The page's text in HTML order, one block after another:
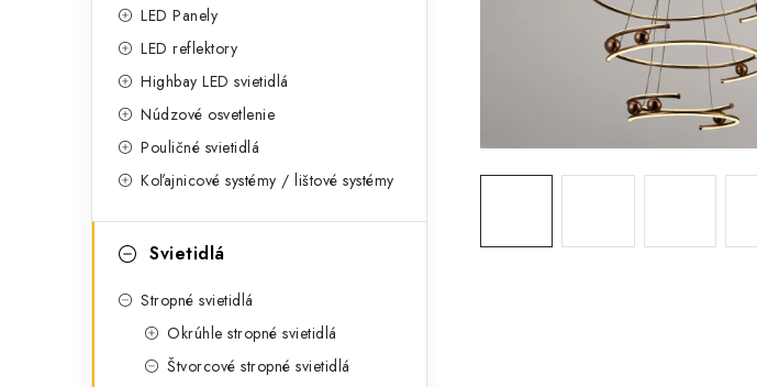
l
LED Panely
LED reflektory
Highbay LED svietidlá
Núdzové osvetlenie
Pouličné svietidlá
Koľajnicové systémy / lištové systémy
Svietidlá
Stropné svietidlá
Okrúhle stropné svietidlá
Štvorcové stropné svietidlá